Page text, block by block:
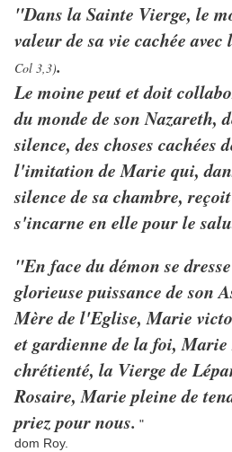
"Dans la Sainte Vierge, le
valeur de sa vie cachée
Col 3,3).
Le moine peut et doit
du monde de son Nazareth,
silence, des choses cachées
l'imitation de Marie qui,
silence de sa chambre,
s'incarne en elle pour le
"En face du démon se
glorieuse puissance de son
Mère de l'Eglise, Marie
et gardienne de la foi,
chrétienté, la Vierge de
Rosaire, Marie pleine de
priez pour nous. "
dom Roy.